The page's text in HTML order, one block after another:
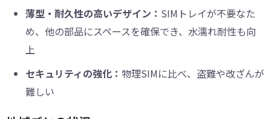
薄型・耐久性の高いデザイン： SIMトレイが不要なた
め、他の部品にスペースを確保でき、水濡れ耐性も向
上
セキュリティの強化： 物理SIMに比べ、盗難や改ざんが
難しい